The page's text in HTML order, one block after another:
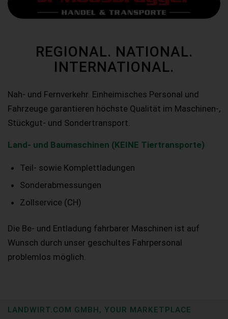
REGIONAL. NATIONAL.
INTERNATIONAL.
Nah- und Fernverkehr. Einheimisches Personal und
Fahrzeuge garantieren höchste Qualität im Maschinen-,
Stückgut- und Sondertransport.
Land- und Baumaschinen (KEINE Tiertransporte)
Teil- sowie Komplettladungen
Sonderabmessungen
Zollservice (CH)
Die Be- und Entladung fahrbarer Maschinen ist auf
Wunsch durch unser geschultes Fahrpersonal
problemlos möglich.
LANDWIRT.COM GMBH, YOUR MARKETPLACE